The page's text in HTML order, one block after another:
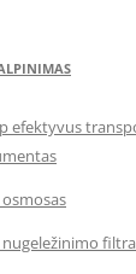
efektyvus
nugeležinimo